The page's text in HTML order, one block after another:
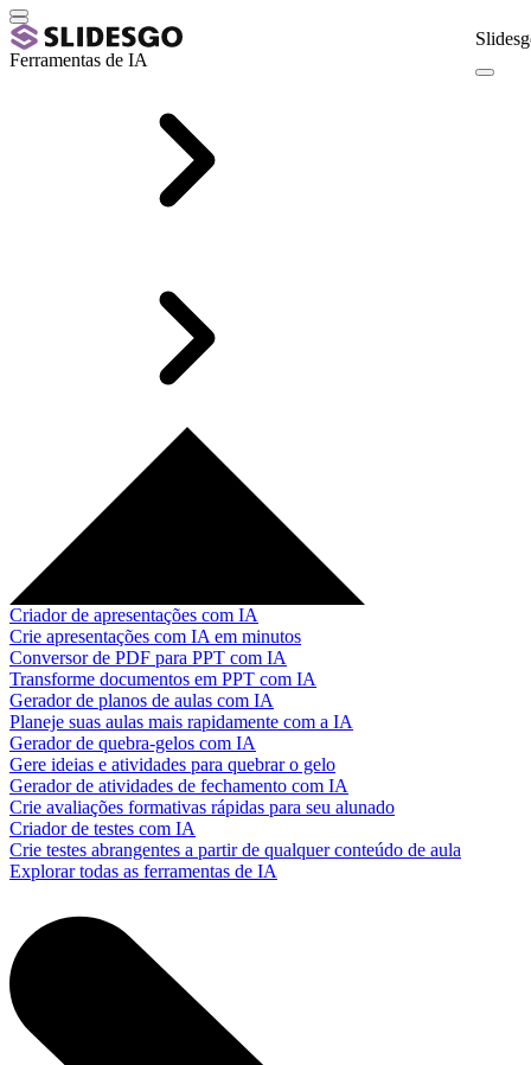
Ferramentas de IA
Criador de apresentações com IA
Crie apresentações com IA em minutos
Conversor de PDF para PPT com IA
Transforme documentos em PPT com IA
Gerador de planos de aulas com IA
Planeje suas aulas mais rapidamente com a IA
Gerador de quebra-gelos com IA
Gere ideias e atividades para quebrar o gelo
Gerador de atividades de fechamento com IA
Crie avaliações formativas rápidas para seu alunado
Criador de testes com IA
Crie testes abrangentes a partir de qualquer conteúdo de aula
Explorar todas as ferramentas de IA